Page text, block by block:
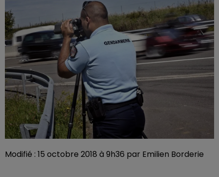
Modifié : 15 octobre 2018 à 9h36 par Emilien Borderie